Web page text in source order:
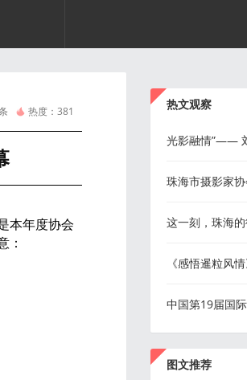
热度： 381
本年度协会
：
热文观察
光影融情”——
幕
珠海市摄影家
口稻田摄影展”
这一刻，珠海
《感悟暹粒风
中国第19届国
图文推荐